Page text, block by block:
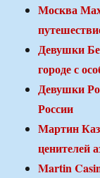
Москва
Девушки
городе с
Девушки
России
Мартин
ценителей
Martin